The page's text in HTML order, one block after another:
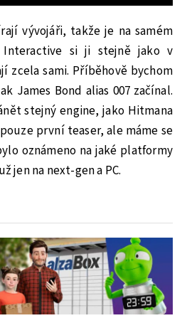
vývojáři, takže je na samém
Interactive si ji stejně jako v
zcela sami. Příběhově bychom
James Bond alias 007 začínal.
stejný engine, jako Hitmana
první teaser, ale máme se
oznámeno na jaké platformy
jen na next-gen a PC.